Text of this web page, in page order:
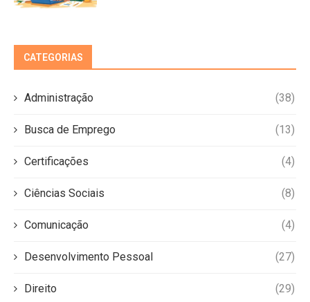
CATEGORIAS
Administração (38)
Busca de Emprego (13)
Certificações (4)
Ciências Sociais (8)
Comunicação (4)
Desenvolvimento Pessoal (27)
Direito (29)